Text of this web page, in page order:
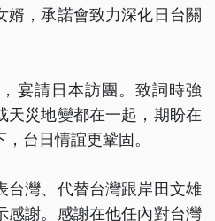
婿，承諾會致力深化日台關
宴請日本訪團。致詞時強
天災地變都在一起，期盼在
台日情誼更鞏固。
台灣、代替台灣跟岸田文雄
感謝。感謝在他任內對台灣